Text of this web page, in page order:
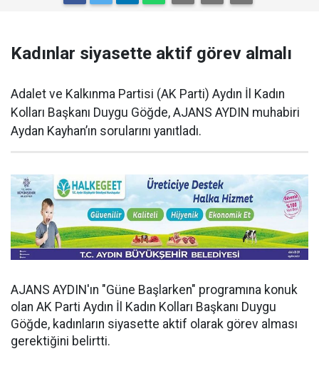
Kadınlar siyasette aktif görev almalı
Adalet ve Kalkınma Partisi (AK Parti) Aydın İl Kadın
Kolları Başkanı Duygu Göğde, AJANS AYDIN muhabiri
Aydan Kayhan’ın sorularını yanıtladı.
AJANS AYDIN'ın "Güne Başlarken" programına konuk
olan AK Parti Aydın İl Kadın Kolları Başkanı Duygu
Göğde, kadınların siyasette aktif olarak görev alması
gerektiğini belirtti.